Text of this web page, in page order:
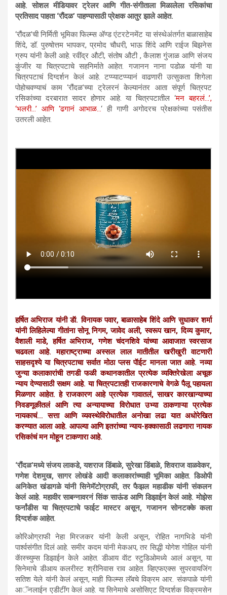
आहे. सोशल मीडियावर ट्रेलर आणि गीत-संगीताला मिळालेला रसिकांचा
प्रतिसाद पाहता ‘रौंदळ’ पाहण्यासाठी प्रेक्षक आतुर झाले आहेत.
‘रौंदळ’ची निर्मिती भूमिका फिल्म्स अ‍ॅण्ड एंटरटेनमेंट या संस्थेअंतर्गत बाळासाहेब
शिंदे, डॉ. पुरुषोत्तम भापकर, प्रमोद चौधरी, भाऊ शिंदे आणि राईज बिझनेस
ग्रुप यांनी केली आहे. रवींद्र औटी, संतोष औटी , कैलाश गुंजाळ आणि संजय
कुंजीर या चित्रपटाचे सहनिर्माते आहेत. गजानन नाना पडोळ यांनी या
चित्रपटाचं दिग्दर्शन केलं आहे. टप्प्याटप्प्यानं वाढणारी उत्सुकता शिगेला
पोहोचवण्याचं काम ‘रौंदळ’च्या ट्रेलरनं केल्यानंतर आता संपूर्ण चित्रपट
रसिकांच्या दरबारात सादर होणार आहे. या चित्रपटातील ‘मन बहरलं…’,
‘भलरी…’ आणि ‘ढगानं आभाळ… ‘ ही गाणी अगोदरच प्रेक्षकांच्या पसंतीस
उतरली आहेत.
हर्षित अभिराज यांनी डॅा. विनायक पवार, बाळासाहेब शिंदे आणि सुधाकर शर्मा
यांनी लिहिलेल्या गीतांना सोनू निगम, जावेद अली, स्वरूप खान, दिव्य कुमार,
वैशाली माडे, हर्षित अभिराज, गणेश चंदनशिवे यांच्या आवाजात स्वरसाज
चढवला आहे. महाराष्ट्राच्या अस्सल लाल मातीतील खरीखुरी वाटणारी
साहसदृश्ये या चित्रपटाचा सर्वात मोठा प्लस पॅाईट मानला जात आहे. नव्या
जुन्या कलाकारांची तगडी फळी कथानकातील प्रत्येक व्यक्तिरेखेला अचूक
न्याय देण्यासाठी सक्षम आहे. या चित्रपटातही राजकारणाचे वेगळे पैलू पहायला
मिळणार आहेत. हे राजकारण आहे प्रत्येक गावातलं, साखर कारखान्याच्या
निवडणूकीतलं आणि त्या अन्यायाच्या विरोधात उभ्या ठाकणाऱ्या प्रत्येक
नायकाचं… सत्ता आणि व्यवस्थेविरोधातील अनोखा लढा यात अधोरेखित
करण्यात आला आहे. आपल्या आणि इतरांच्या न्याय-हक्कासाठी लढणारा नायक
रसिकांचं मन मोहून टाकणारा आहे.
‘रौंदळ’मध्ये संजय लाकडे, यशराज डिंबाळे, सुरेखा डिंबाळे, शिवराज वाळवेकर,
गणेश देशमुख, सागर लोखंडे आदी कलाकारांच्याही भूमिका आहेत. डिओपी
अनिकेत खंडागळे यांनी सिनेमॅटोग्राफी, तर फैझल महाडीक यांनी संकलन
केलं आहे. महावीर साबन्नावरनं सिंक साऊंड आणि डिझाईन केलं आहे. मोझेस
फर्नांडीस या चित्रपटाचे फाईट मास्टर असून, गजानन सोनटक्के कला
दिग्दर्शक आहेत.
कोरिओग्राफी नेहा मिरजकर यांनी केली असून, रोहित नागभिडे यांनी
पार्श्वसंगीत दिलं आहे. समीर कदम यांनी मेकअप, तर सिद्धी योगेश गोहिल यांनी
कॅास्च्युम्स डिझाईन केले आहेत. डीआय वॅाट स्टुडिओमध्ये आलं असून, या
सिनेमाचे डीआय कलरीस्ट श्रीनिवास राव आहेत. व्हिएफएक्स सुपरवायजिंग
सतिश येले यांनी केलं असून, माही फिल्म्स लॅबचे विक्रम आर. संकपाळे यांनी
आॅनलाईन एडीटींग केलं आहे. या सिनेमाचे असोसिएट दिग्दर्शक विक्रमसेन